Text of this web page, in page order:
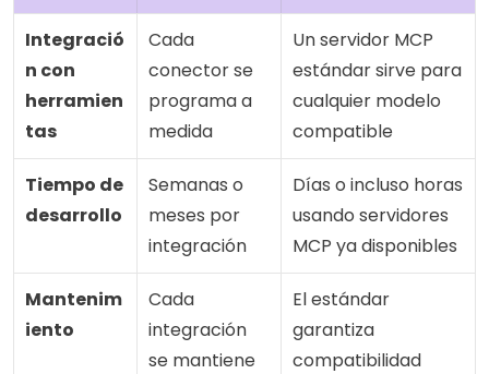
Integració
n con
herramien
tas
Cada
conector se
programa a
medida
Un servidor MCP
estándar sirve para
cualquier modelo
compatible
Tiempo de
desarrollo
Semanas o
meses por
integración
Días o incluso horas
usando servidores
MCP ya disponibles
Mantenim
iento
Cada
integración
se mantiene
El estándar
garantiza
compatibilidad